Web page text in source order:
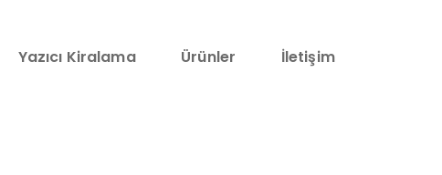
Yazıcı Kiralama Ürünler İletişim